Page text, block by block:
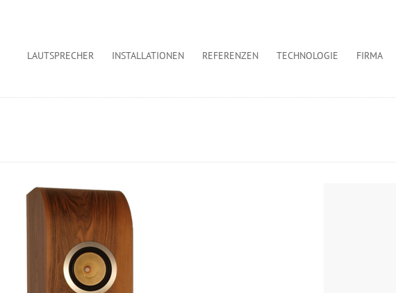
LAUTSPRECHER INSTALLATIONEN REFERENZEN TECHNOLOGIE FIRMA